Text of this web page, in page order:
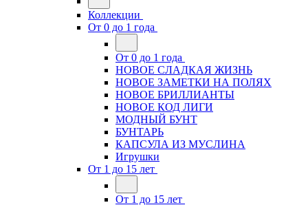
Коллекции
От 0 до 1 года
От 0 до 1 года
НОВОЕ СЛАДКАЯ ЖИЗНЬ
НОВОЕ ЗАМЕТКИ НА ПОЛЯХ
НОВОЕ БРИЛЛИАНТЫ
НОВОЕ КОД ЛИГИ
МОДНЫЙ БУНТ
БУНТАРЬ
КАПСУЛА ИЗ МУСЛИНА
Игрушки
От 1 до 15 лет
От 1 до 15 лет